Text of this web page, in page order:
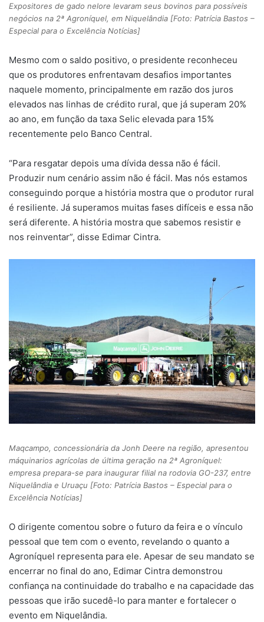
Expositores de gado nelore levaram seus bovinos para possíveis
negócios na 2ª Agroníquel, em Niquelândia [Foto: Patrícia Bastos –
Especial para o Excelência Notícias]
Mesmo com o saldo positivo, o presidente reconheceu
que os produtores enfrentavam desafios importantes
naquele momento, principalmente em razão dos juros
elevados nas linhas de crédito rural, que já superam 20%
ao ano, em função da taxa Selic elevada para 15%
recentemente pelo Banco Central.
“Para resgatar depois uma dívida dessa não é fácil.
Produzir num cenário assim não é fácil. Mas nós estamos
conseguindo porque a história mostra que o produtor rural
é resiliente. Já superamos muitas fases difíceis e essa não
será diferente. A história mostra que sabemos resistir e
nos reinventar”, disse Edimar Cintra.
Maqcampo, concessionária da Jonh Deere na região, apresentou
máquinarios agrícolas de última geração na 2ª Agroníquel:
empresa prepara-se para inaugurar filial na rodovia GO-237, entre
Niquelândia e Uruaçu [Foto: Patrícia Bastos – Especial para o
Excelência Notícias]
O dirigente comentou sobre o futuro da feira e o vínculo
pessoal que tem com o evento, revelando o quanto a
Agroníquel representa para ele. Apesar de seu mandato se
encerrar no final do ano, Edimar Cintra demonstrou
confiança na continuidade do trabalho e na capacidade das
pessoas que irão sucedê-lo para manter e fortalecer o
evento em Niquelândia.